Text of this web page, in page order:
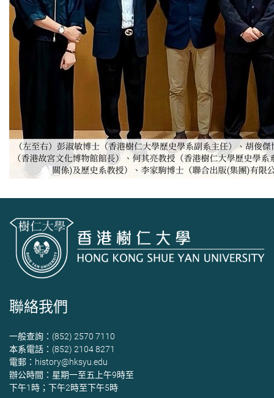
聯絡我們
一般查詢：(852) 2570 7110
本系電話：(852) 2104 8271
電郵： history@hksyu.edu
辦公時間：星期一至五上午9時至
下午1時；下午2時至下午5時